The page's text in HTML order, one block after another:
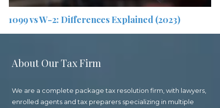
1099 vs W-2: Differences Explained (2023)
About Our Tax Firm
We are a complete package tax resolution firm, with lawyers,
enrolled agents and tax preparers specializing in multiple